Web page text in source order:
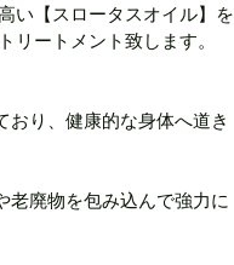
い【スロータスオイル】を
リートメント致します。
おり、健康的な身体へ道き
老廃物を包み込んで強力に